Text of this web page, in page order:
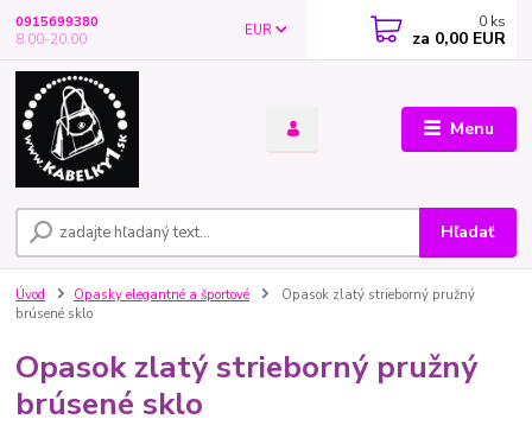
Menu
EUR
Hľadať
0915699380
8.00-20.00
0 ks
za 0,00 EUR
Úvod Opasky elegantné a športové
Opasok zlatý strieborný pružný
brúsené sklo
Opasok zlatý strieborný pružný
brúsené sklo